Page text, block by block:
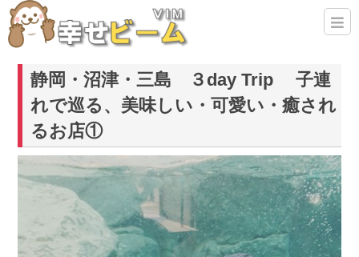
静岡・沼津・三島 ３day Trip 子連
れで巡る、美味しい・可愛い・癒され
るお店①